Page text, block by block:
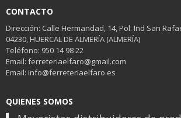
CONTACTO
Dirección: Calle Hermandad, 14, Pol. Ind San
04230, HUERCAL DE ALMERÍA (ALMERÍA)
Teléfono: 950 14 98 22
Email: ferreteriaelfaro@gmail.com
Email: info@ferreteriaelfaro.es
QUIENES SOMOS